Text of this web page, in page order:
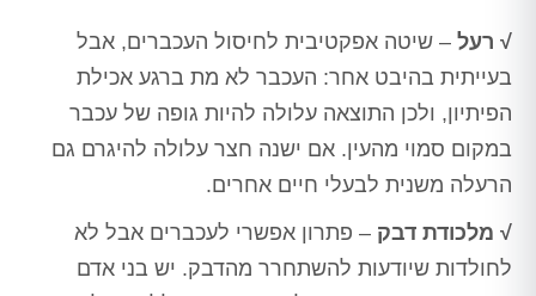
√ רעל – שיטה אפקטיבית לחיסול העכברים, אבל
בעייתית בהיבט אחר: העכבר לא מת ברגע אכילת
הפיתיון, ולכן התוצאה עלולה להיות גופה של עכבר
במקום סמוי מהעין. אם ישנה חצר עלולה להיגרם גם
הרעלה משנית לבעלי חיים אחרים.
√ מלכודת דבק – פתרון אפשרי לעכברים אבל לא
לחולדות שיודעות להשתחרר מהדבק. יש בני אדם